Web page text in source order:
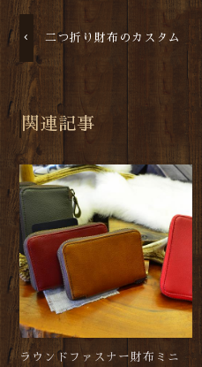
二つ折り財布のカスタム
関連記事
ラウンドファスナー財布ミニ